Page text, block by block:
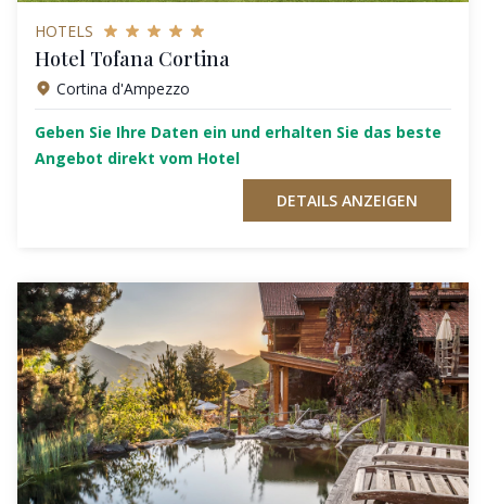
HOTELS
Hotel Tofana Cortina
Cortina d'Ampezzo
Geben Sie Ihre Daten ein und erhalten Sie das beste
Angebot direkt vom Hotel
DETAILS ANZEIGEN